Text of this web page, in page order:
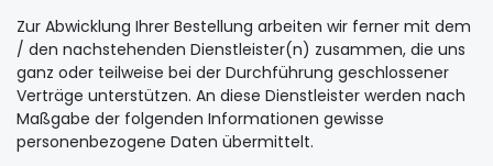
Zur Abwicklung Ihrer Bestellung arbeiten wir ferner mit dem
/ den nachstehenden Dienstleister(n) zusammen, die uns
ganz oder teilweise bei der Durchführung geschlossener
Verträge unterstützen. An diese Dienstleister werden nach
Maßgabe der folgenden Informationen gewisse
personenbezogene Daten übermittelt.